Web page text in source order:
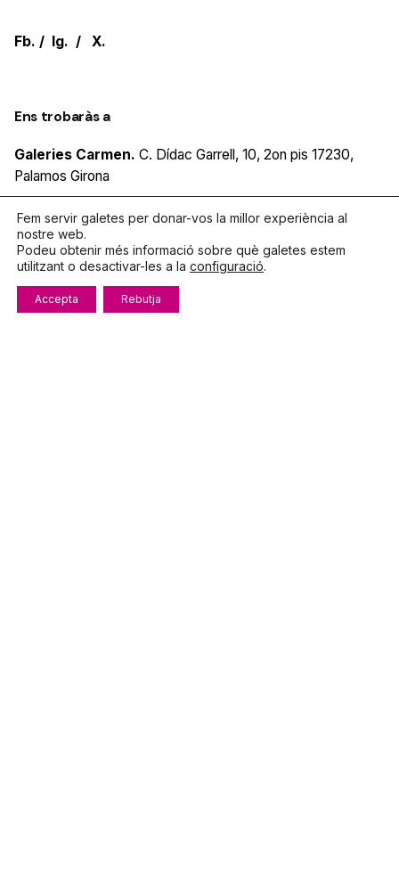
Fb. / Ig. / X.
Ens trobaràs a
Galeries Carmen. C. Dídac Garrell, 10, 2on pis 17230,
Palamos Girona
Parlem?
Telèfon972.319.533
De dilluns a divendres
Fem servir galetes per donar-vos la millor experiència al
nostre web.
Podeu obtenir més informació sobre què galetes estem
utilitzant o desactivar-les a la configuració.
Accepta Rebutja